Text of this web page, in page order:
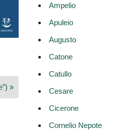
»
Ampelio
Apuleio
Augusto
Catone
Catullo
Cesare
Cicerone
Cornelio Nepote